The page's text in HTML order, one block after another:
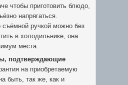
чтобы приготовить блюдо,
напрягаться.
съёмной ручкой можно без
в холодильнике, она
места.
подтверждающие
на приобретаемую
быть, так же, как и